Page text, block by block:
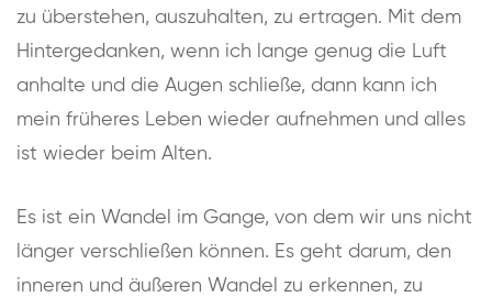
zu überstehen, auszuhalten, zu ertragen. Mit dem
Hintergedanken, wenn ich lange genug die Luft
anhalte und die Augen schließe, dann kann ich
mein früheres Leben wieder aufnehmen und alles
ist wieder beim Alten.
Es ist ein Wandel im Gange, von dem wir uns nicht
länger verschließen können. Es geht darum, den
inneren und äußeren Wandel zu erkennen, zu